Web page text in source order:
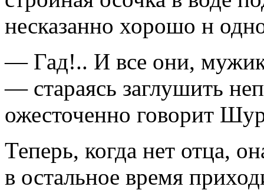
несказанно хорошо н
— Гад!.. И все они,
— стараясь заглушить
ожесточенно говорит
Теперь, когда нет отца,
в остальное время